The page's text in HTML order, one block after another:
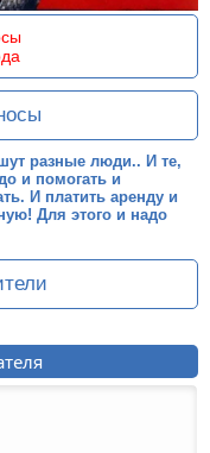
разные люди.. И те,
и помогать и
И платить аренду и
Для этого и надо